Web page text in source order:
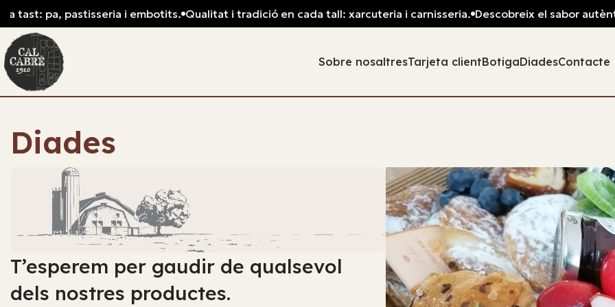
Sobre nosaltresTarjeta clientBotigaDiadesContacte
Diades
T’esperem per gaudir de qualsevol
dels nostres productes.
i embotits. Qualitat i tradició en cada tall: xarcuteria i carnisseria. Descobreix el sabor autèntic: pa